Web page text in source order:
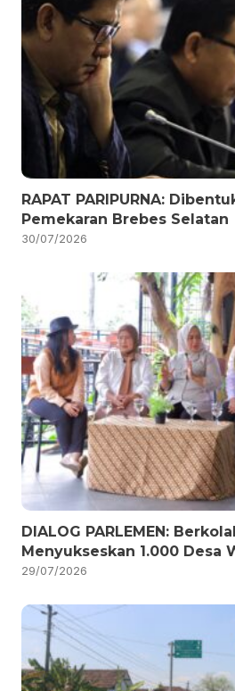
RAPAT PARIPURNA:
Pemekaran Brebes Selatan
30/07/2026
DIALOG PARLEMEN:
Menyukseskan 1.000 Desa
29/07/2026